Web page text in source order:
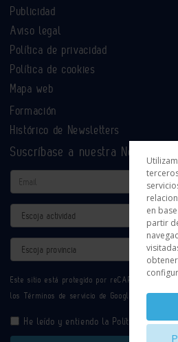
Publicidad
Aviso legal
Política de privacidad
Política de cookies
Mapa web
Formación
Histórico de Newsletters
Suscríbase a nuestra Newsletter
Email
Actividad
Provincia
Este sitio está protegido por reCAPTCHA y se
los Términos de servicio de Google.
He leído y entiendo la Política de
en
partir